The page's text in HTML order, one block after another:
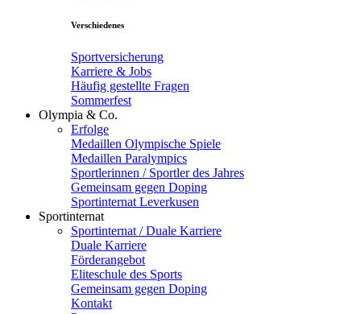
Verschiedenes
Sportversicherung
Karriere & Jobs
Häufig gestellte Fragen
Sommerfest
Olympia & Co.
Erfolge
Medaillen Olympische Spiele
Medaillen Paralympics
Sportlerinnen / Sportler des Jahres
Gemeinsam gegen Doping
Sportinternat Leverkusen
Sportinternat
Sportinternat / Duale Karriere
Duale Karriere
Förderangebot
Eliteschule des Sports
Gemeinsam gegen Doping
Kontakt